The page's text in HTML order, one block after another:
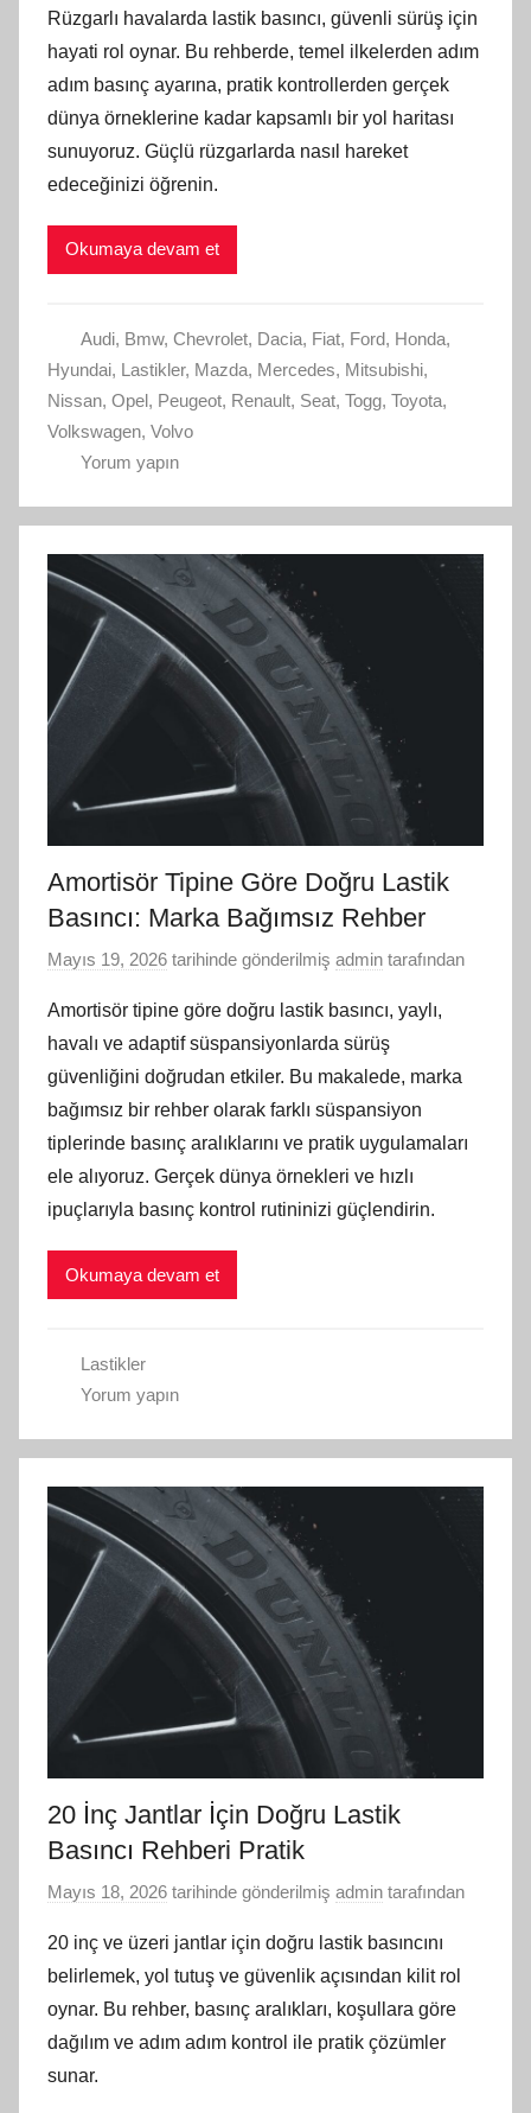
Rüzgarlı havalarda lastik basıncı, güvenli sürüş için
hayati rol oynar. Bu rehberde, temel ilkelerden adım
adım basınç ayarına, pratik kontrollerden gerçek
dünya örneklerine kadar kapsamlı bir yol haritası
sunuyoruz. Güçlü rüzgarlarda nasıl hareket
edeceğinizi öğrenin.
Okumaya devam et
Audi, Bmw, Chevrolet, Dacia, Fiat, Ford, Honda,
Hyundai, Lastikler, Mazda, Mercedes, Mitsubishi,
Nissan, Opel, Peugeot, Renault, Seat, Togg, Toyota,
Volkswagen, Volvo
Yorum yapın
Amortisör Tipine Göre Doğru Lastik
Basıncı: Marka Bağımsız Rehber
Mayıs 19, 2026 tarihinde gönderilmiş admin tarafından
Amortisör tipine göre doğru lastik basıncı, yaylı,
havalı ve adaptif süspansiyonlarda sürüş
güvenliğini doğrudan etkiler. Bu makalede, marka
bağımsız bir rehber olarak farklı süspansiyon
tiplerinde basınç aralıklarını ve pratik uygulamaları
ele alıyoruz. Gerçek dünya örnekleri ve hızlı
ipuçlarıyla basınç kontrol rutininizi güçlendirin.
Okumaya devam et
Lastikler
Yorum yapın
20 İnç Jantlar İçin Doğru Lastik
Basıncı Rehberi Pratik
Mayıs 18, 2026 tarihinde gönderilmiş admin tarafından
20 inç ve üzeri jantlar için doğru lastik basıncını
belirlemek, yol tutuş ve güvenlik açısından kilit rol
oynar. Bu rehber, basınç aralıkları, koşullara göre
dağılım ve adım adım kontrol ile pratik çözümler
sunar.